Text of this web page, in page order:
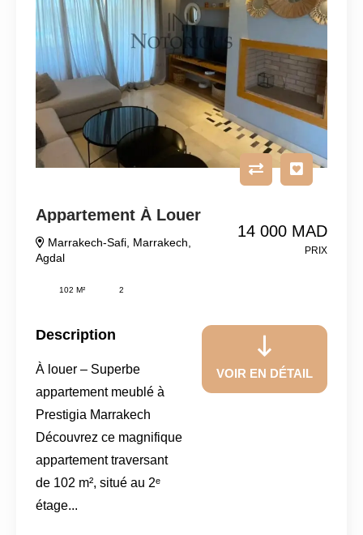
Appartement À Louer
Marrakech-Safi Marrakech
Agdal
14 000 MAD
PRIX
102 M² 2
Description
À louer – Superbe
appartement meublé à
Prestigia Marrakech
Découvrez ce magnifique
appartement traversant
de 102 m², situé au 2ᵉ
étage...
VOIR EN DÉTAIL